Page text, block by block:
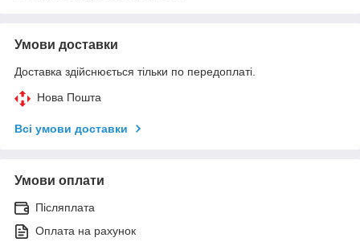
Умови доставки
Доставка здійснюється тільки по передоплаті.
Нова Пошта
Всі умови доставки
Умови оплати
Післяплата
Оплата на рахунок